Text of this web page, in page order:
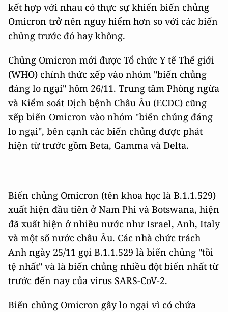
kết hợp với nhau có thực sự khiến biến chủng
Omicron trở nên nguy hiểm hơn so với các biến
chủng trước đó hay không.
Chủng Omicron mới được Tổ chức Y tế Thế giới
(WHO) chính thức xếp vào nhóm "biến chủng
đáng lo ngại" hôm 26/11. Trung tâm Phòng ngừa
và Kiểm soát Dịch bệnh Châu Âu (ECDC) cũng
xếp biến Omicron vào nhóm "biến chủng đáng
lo ngại", bên cạnh các biến chủng được phát
hiện từ trước gồm Beta, Gamma và Delta.
Biến chủng Omicron (tên khoa học là B.1.1.529)
xuất hiện đầu tiên ở Nam Phi và Botswana, hiện
đã xuất hiện ở nhiều nước như Israel, Anh, Italy
và một số nước châu Âu. Các nhà chức trách
Anh ngày 25/11 gọi B.1.1.529 là biến chủng "tồi
tệ nhất" và là biến chủng nhiều đột biến nhất từ
trước đến nay của virus SARS-CoV-2.
Biến chủng Omicron gây lo ngại vì có chứa